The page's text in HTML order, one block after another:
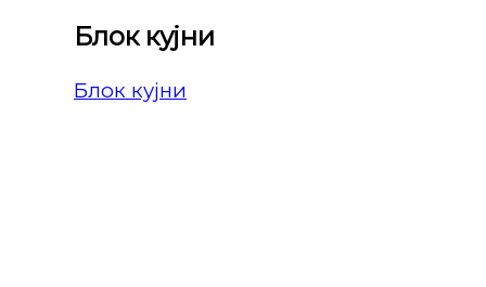
Блок кујни
Блок кујни